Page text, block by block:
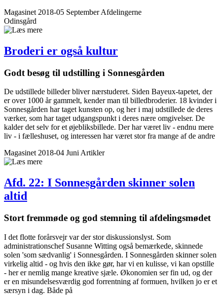
Magasinet 2018-05 September Afdelingerne
Odinsgård
Broderi er også kultur
Godt besøg til udstilling i Sonnes­gården
De udstillede billeder bliver nærstuderet. Siden Bayeux-tapetet, der
er over 1000 år gammelt, kender man til billedbroderier. 18 kvinder i
Sonnesgården har taget kunsten op, og her i maj udstillede de deres
værker, som har taget udgangspunkt i deres nære omgivelser. De
kalder det selv for et øjebliksbillede. Der har været liv - endnu mere
liv - i fælleshuset, og interessen har været stor fra mange af de andre
Magasinet 2018-04 JuniArtikler
Afd. 22: I Sonnes­gården skinner solen
altid
Stort fremmøde og god stemning til afdelings­mødet
I det flotte forårsvejr var der stor diskussionslyst. Som
administrationschef Susanne Witting også bemærkede, skinnede
solen 'som sædvanlig' i Sonnesgården. I Sonnesgården skinner solen
virkelig altid - og hvis den ikke gør, har vi en kulisse, vi kan opstille
- her er nemlig mange kreative sjæle. Økonomien ser fin ud, og der
er en misundelsesværdig god forrentning af formuen, hvilken jo er et
særsyn i dag. Både på